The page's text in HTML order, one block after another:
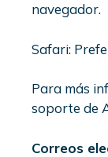
navegador.
Safari:
Para más
soporte de
Correos